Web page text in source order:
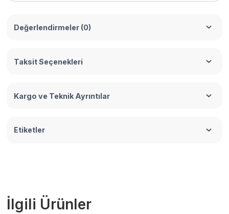
Değerlendirmeler (0)
Taksit Seçenekleri
Kargo ve Teknik Ayrıntılar
Etiketler
İlgili Ürünler